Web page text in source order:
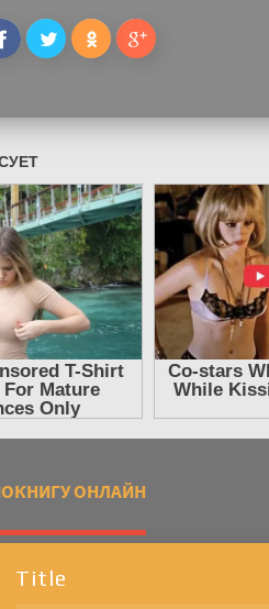
ОНЛАЙН
Title